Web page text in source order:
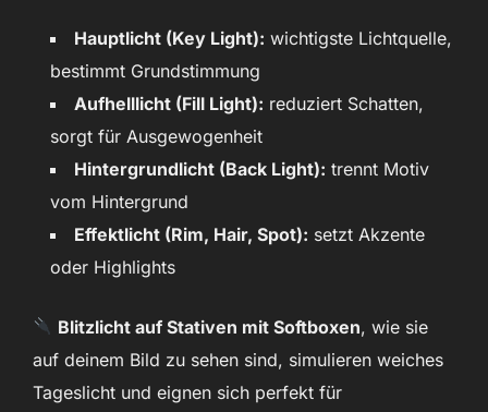
Hauptlicht (Key Light): wichtigste Lichtquelle,
bestimmt Grundstimmung
Aufhelllicht (Fill Light): reduziert Schatten,
sorgt für Ausgewogenheit
Hintergrundlicht (Back Light): trennt Motiv
vom Hintergrund
Effektlicht (Rim, Hair, Spot): setzt Akzente
oder Highlights
Blitzlicht auf Stativen mit Softboxen, wie sie
auf deinem Bild zu sehen sind, simulieren weiches
Tageslicht und eignen sich perfekt für